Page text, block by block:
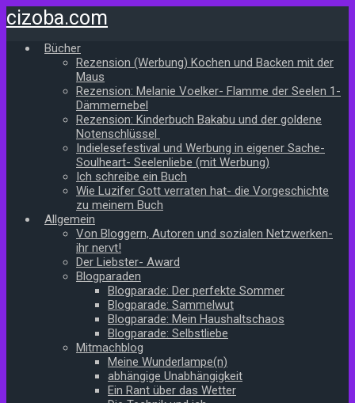
Zum
Hauptinhalt
springen
cizoba.com
Bücher
Rezension (Werbung) Kochen und Backen mit der
Maus
Rezension: Melanie Voelker- Flamme der Seelen 1-
Dämmernebel
Rezension: Kinderbuch Bakabu und der goldene
Notenschlüssel
Indielesefestival und Werbung in eigener Sache-
Soulheart- Seelenliebe (mit Werbung)
Ich schreibe ein Buch
Wie Luzifer Gott verraten hat- die Vorgeschichte
zu meinem Buch
Allgemein
Von Bloggern, Autoren und sozialen Netzwerken-
ihr nervt!
Der Liebster- Award
Blogparaden
Blogparade: Der perfekte Sommer
Blogparade: Sammelwut
Blogparade: Mein Haushaltschaos
Blogparade: Selbstliebe
Mitmachblog
Meine Wunderlampe(n)
abhängige Unabhängigkeit
Ein Rant über das Wetter